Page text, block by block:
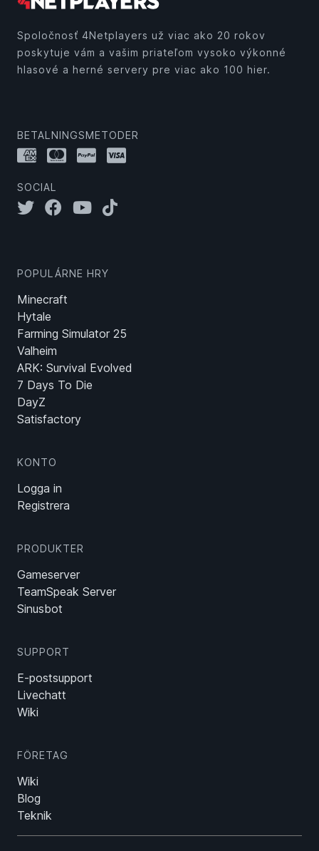
Spoločnosť 4Netplayers už viac ako 20 rokov
poskytuje vám a vašim priateľom vysoko výkonné
hlasové a herné servery pre viac ako 100 hier.
BETALNINGSMETODER
SOCIAL
POPULÁRNE HRY
Minecraft
Hytale
Farming Simulator 25
Valheim
ARK: Survival Evolved
7 Days To Die
DayZ
Satisfactory
KONTO
Logga in
Registrera
PRODUKTER
Gameserver
TeamSpeak Server
Sinusbot
SUPPORT
E-postsupport
Livechatt
Wiki
FÖRETAG
Wiki
Blog
Teknik